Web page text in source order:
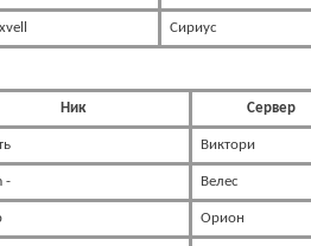
Сириус
Ник Сервер
Виктори
- Велес
Орион